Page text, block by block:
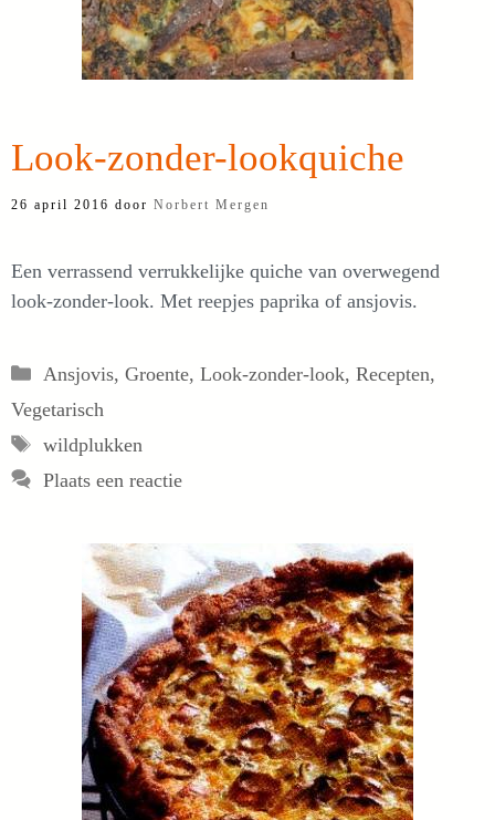
Look-zonder-lookquiche
26 april 2016 door Norbert Mergen
Een verrassend verrukkelijke quiche van overwegend
look-zonder-look. Met reepjes paprika of ansjovis.
Categorieën
Ansjovis, Groente, Look-zonder-look, Recepten,
Vegetarisch
Tags
wildplukken
Plaats een reactie